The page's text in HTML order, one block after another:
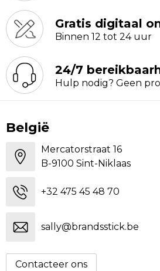
Gratis digitaal
Binnen 12 tot 24 uur
24/7
Hulp nodig? Geen
België
Mercatorstraat 16
B-9100 Sint-Niklaas
+32 475 45 48 70
sally@brandsstick.be
Contacteer ons